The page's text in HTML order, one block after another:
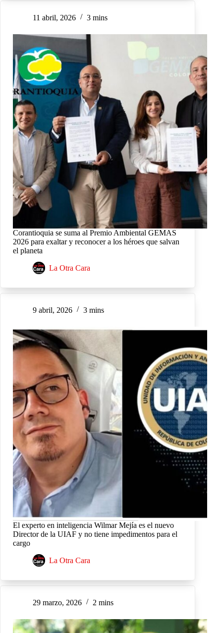
11 abril, 2026 3 mins
Corantioquia se suma al Premio Ambiental GEMAS
2026 para exaltar y reconocer a los héroes que salvan
el planeta
La Otra Cara
9 abril, 2026 3 mins
El experto en inteligencia Wilmar Mejía es el nuevo
Director de la UIAF y no tiene impedimentos para el
cargo
La Otra Cara
29 marzo, 2026 2 mins